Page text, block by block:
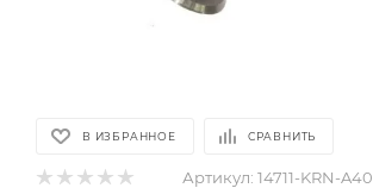
В ИЗБРАННОЕ СРАВНИТЬ
Артикул: 14711-KRN-A40